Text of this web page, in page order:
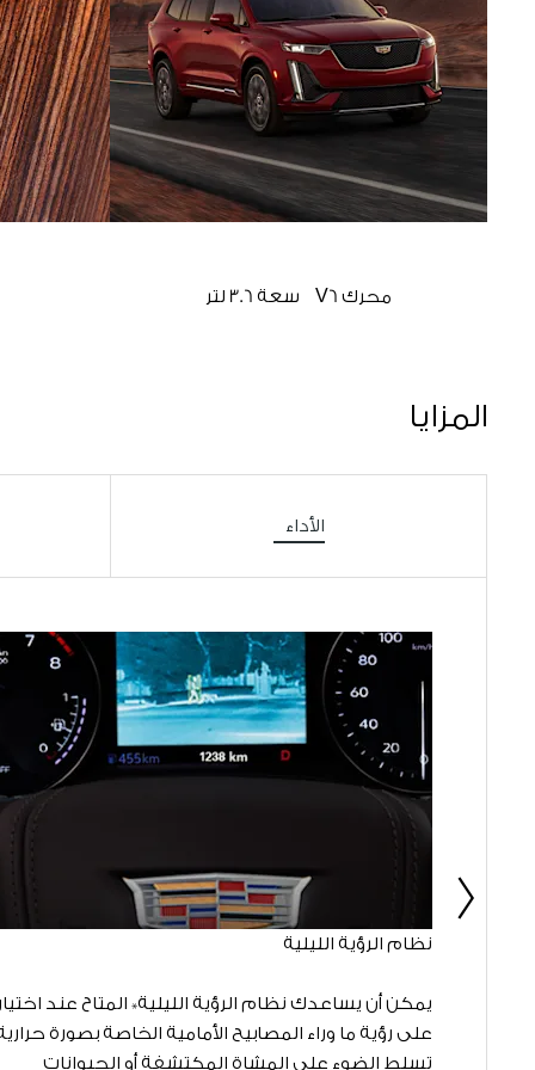
محرك V6 سعة 3.6 لتر
المزايا
الأداء
السابقنظام الرؤية الليلية
يمكن أن يساعدك نظام الرؤية الليلية* المتاح عند
على رؤية ما وراء المصابيح الأمامية الخاصة بصورة
تسلط الضوء على المشاة المكتشفة أو الحيوانات